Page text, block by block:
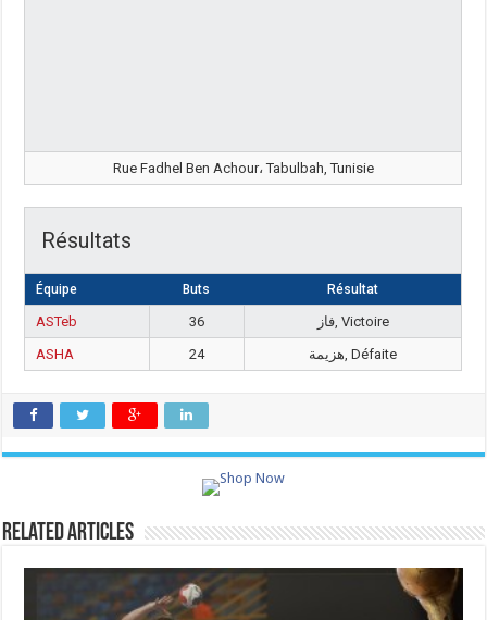
Rue Fadhel Ben Achour، Tabulbah, Tunisie
Résultats
Équipe Buts Résultat
ASTeb 36
فاز, Victoire
ASHA
24 هزيمة, Défaite
Related Articles